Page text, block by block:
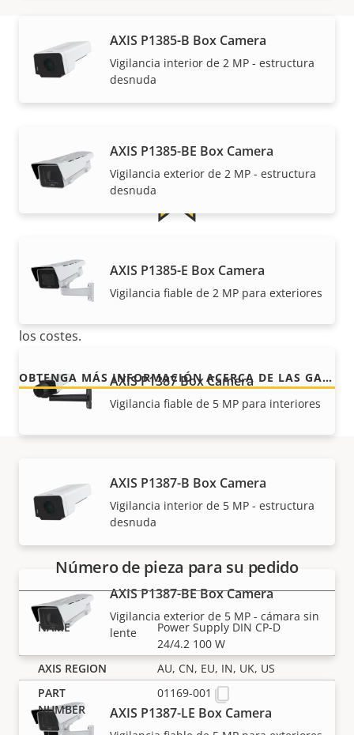
AXIS P1385-B Box Camera
Vigilancia interior de 2 MP - estructura
desnuda
AXIS P1385-BE Box Camera
Vigilancia exterior de 2 MP - estructura
desnuda
AXIS P1385-E Box Camera
Vigilancia fiable de 2 MP para exteriores
AXIS P1387 Box Camera
Vigilancia fiable de 5 MP para interiores
AXIS P1387-B Box Camera
Vigilancia interior de 5 MP - estructura
desnuda
AXIS P1387-BE Box Camera
Vigilancia exterior de 5 MP - cámara sin
lente
AXIS P1387-LE Box Camera
Garantía
Para mayor tranquilidad
Nuestra garantía de 3 años brinda a nuestros
los costes.
OBTENGA MÁS INFORMACIÓN ACERCA DE LAS GARANTÍAS DE AXIS
Referencias
Número de pieza para su pedido
Power Supply DIN CP-D
24/4.2 100 W
AU, CN, EU, IN, UK, US
01169-001